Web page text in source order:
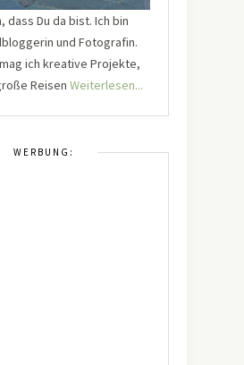
dass Du da bist. Ich bin
und Fotografin.
ich kreative Projekte,
Reisen Weiterlesen...
WERBUNG: